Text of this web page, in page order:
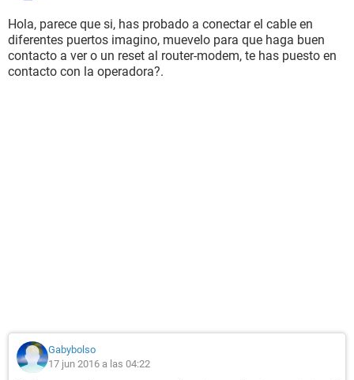
Hola, parece que si, has probado a conectar el cable en
diferentes puertos imagino, muevelo para que haga buen
contacto a ver o un reset al router-modem, te has puesto en
contacto con la operadora?.
Gabybolso
17 jun 2016 a las 04:22